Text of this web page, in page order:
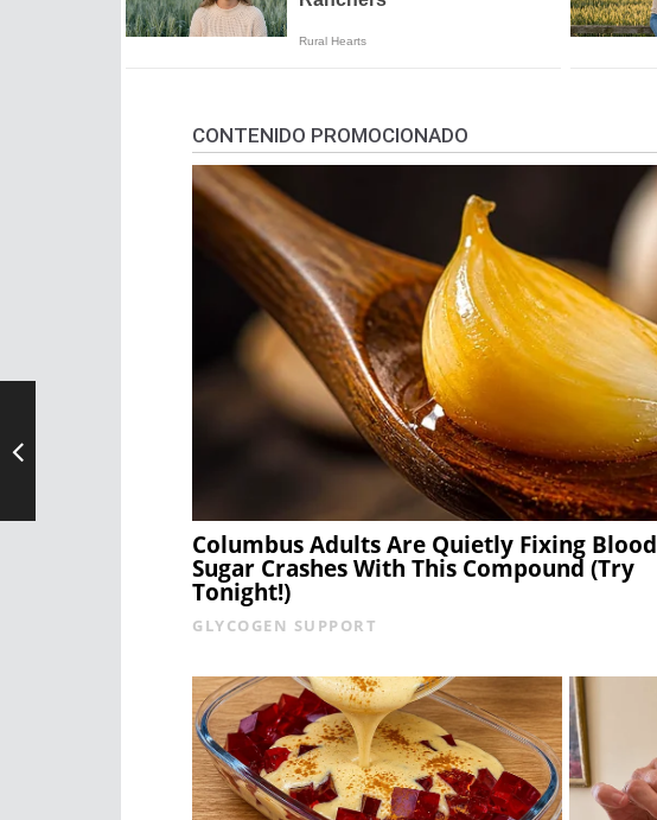
CONTENIDO PROMOCIONADO
Columbus Adults Are Quietly Fixing Blood
Sugar Crashes With This Compound (Try
Tonight!)
GLYCOGEN SUPPORT